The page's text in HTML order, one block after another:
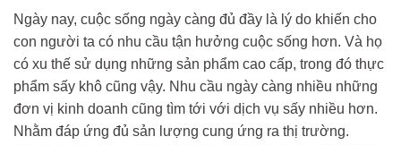
Ngày nay, cuộc sống ngày càng đủ đầy là lý do khiến cho
con người ta có nhu cầu tận hưởng cuộc sống hơn. Và họ
có xu thế sử dụng những sản phẩm cao cấp, trong đó thực
phẩm sấy khô cũng vậy. Nhu cầu ngày càng nhiều những
đơn vị kinh doanh cũng tìm tới với dịch vụ sấy nhiều hơn.
Nhằm đáp ứng đủ sản lượng cung ứng ra thị trường.